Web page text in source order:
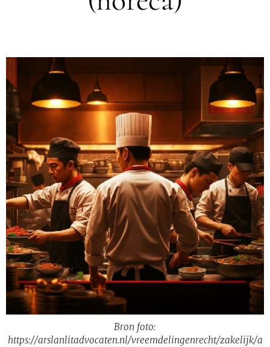
Bron foto:
https://arslanlitadvocaten.nl/vreemdelingenrecht/zakelijk/a